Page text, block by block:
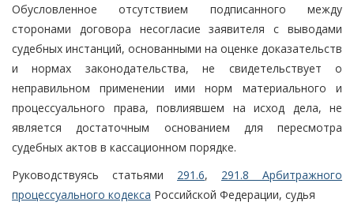
Обусловленное отсутствием подписанного между
сторонами договора несогласие заявителя с выводами
судебных инстанций, основанными на оценке доказательств
и нормах законодательства, не свидетельствует о
неправильном применении ими норм материального и
процессуального права, повлиявшем на исход дела, не
является достаточным основанием для пересмотра
судебных актов в кассационном порядке.
Руководствуясь статьями 291.6, 291.8 Арбитражного
процессуального кодекса Российской Федерации, судья